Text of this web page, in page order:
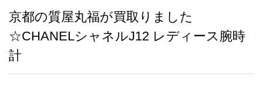
京都の質屋丸福が買取りました
☆CHANELシャネルJ12 レディース腕時
計